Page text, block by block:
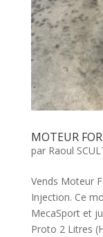
MOTEUR
par Raoul
Vends Moteur
Injection. Ce
MecaSport et
Proto 2 Litres